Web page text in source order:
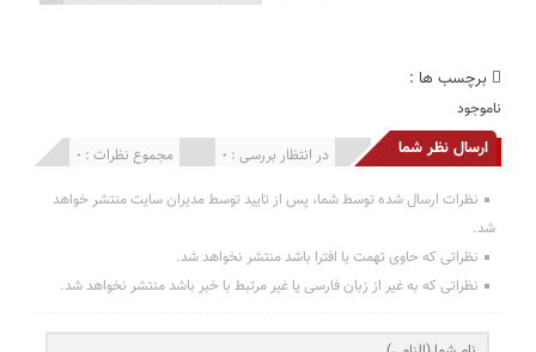
برچسب ها :
ناموجود
ارسال نظر شما مجموع نظرات : 0 در انتظار بررسی : 0 انتشار یافته : 0
نظرات ارسال شده توسط شما، پس از تایید توسط مدیران سایت منتشر خواهد
شد.
نظراتی که حاوی تهمت یا افترا باشد منتشر نخواهد شد.
نظراتی که به غیر از زبان فارسی یا غیر مرتبط با خبر باشد منتشر نخواهد شد.